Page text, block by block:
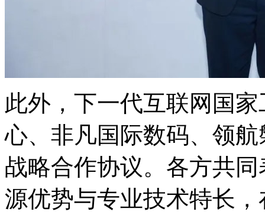
此外，下一代互联网国
心、非凡国际数码
战略合作协议。各方共同
源优势与专业技术特长，